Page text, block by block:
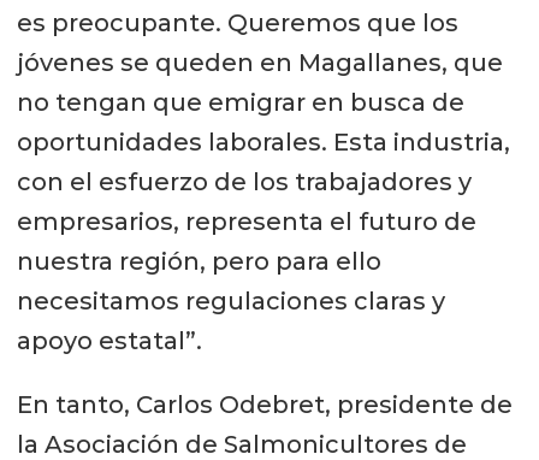
es preocupante. Queremos que los
jóvenes se queden en Magallanes, que
no tengan que emigrar en busca de
oportunidades laborales. Esta industria,
con el esfuerzo de los trabajadores y
empresarios, representa el futuro de
nuestra región, pero para ello
necesitamos regulaciones claras y
apoyo estatal”.
En tanto, Carlos Odebret, presidente de
la Asociación de Salmonicultores de